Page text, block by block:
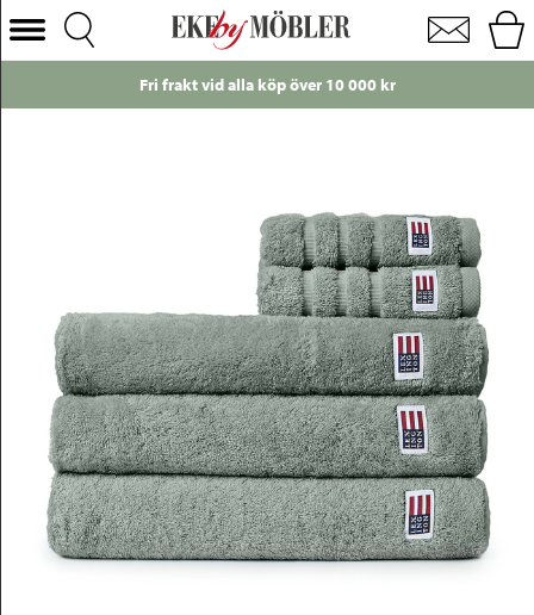
Lexington Original handduk vintagegrön
Välj Kategori
Förvaring
Inredning
Mattor
Belysning
Utemöbler
Varumärken
Outlet
vid alla köp över 10 000 kr